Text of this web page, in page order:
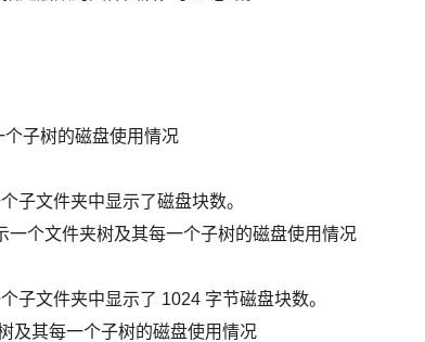
子树的磁盘使用情况
子文件夹中显示了磁盘块数。
一个文件夹树及其每一个子树的磁盘使用情况
子文件夹中显示了 1024 字节磁盘块数。
及其每一个子树的磁盘使用情况